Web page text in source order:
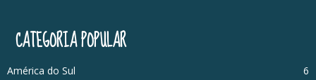
CATEGORIA POPULAR
América do Sul
6